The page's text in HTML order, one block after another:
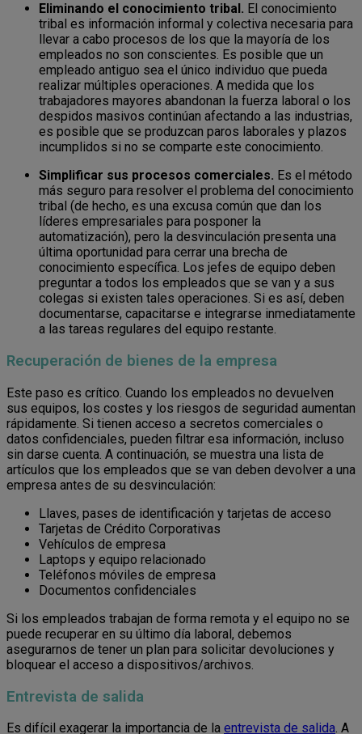
Eliminando el conocimiento tribal. El conocimiento
tribal es información informal y colectiva necesaria para
llevar a cabo procesos de los que la mayoría de los
empleados no son conscientes. Es posible que un
empleado antiguo sea el único individuo que pueda
realizar múltiples operaciones. A medida que los
trabajadores mayores abandonan la fuerza laboral o los
despidos masivos continúan afectando a las industrias,
es posible que se produzcan paros laborales y plazos
incumplidos si no se comparte este conocimiento.
Simplificar sus procesos comerciales. Es el método
más seguro para resolver el problema del conocimiento
tribal (de hecho, es una excusa común que dan los
líderes empresariales para posponer la
automatización), pero la desvinculación presenta una
última oportunidad para cerrar una brecha de
conocimiento específica. Los jefes de equipo deben
preguntar a todos los empleados que se van y a sus
colegas si existen tales operaciones. Si es así, deben
documentarse, capacitarse e integrarse inmediatamente
a las tareas regulares del equipo restante.
Recuperación de bienes de la empresa
Este paso es crítico. Cuando los empleados no devuelven
sus equipos, los costes y los riesgos de seguridad aumentan
rápidamente. Si tienen acceso a secretos comerciales o
datos confidenciales, pueden filtrar esa información, incluso
sin darse cuenta. A continuación, se muestra una lista de
artículos que los empleados que se van deben devolver a una
empresa antes de su desvinculación:
Llaves, pases de identificación y tarjetas de acceso
Tarjetas de Crédito Corporativas
Vehículos de empresa
Laptops y equipo relacionado
Teléfonos móviles de empresa
Documentos confidenciales
Si los empleados trabajan de forma remota y el equipo no se
puede recuperar en su último día laboral, debemos
asegurarnos de tener un plan para solicitar devoluciones y
bloquear el acceso a dispositivos/archivos.
Entrevista de salida
Es difícil exagerar la importancia de la entrevista de salida. A